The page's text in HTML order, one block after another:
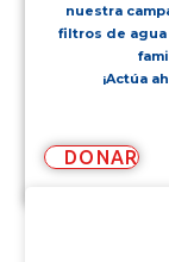
nuestra
filtros de agua
¡Actúa
DONAR